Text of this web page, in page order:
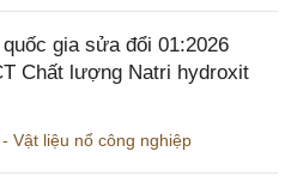
gia sửa đổi 01:2026
Chất lượng Natri hydroxit
Vật liệu nổ công nghiệp